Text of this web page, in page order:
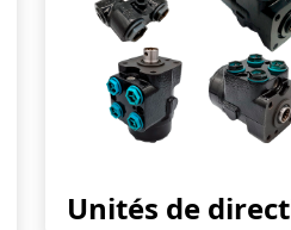
Unités de